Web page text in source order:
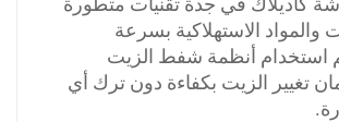
والمواد الاستهلاكية بسرعة
استخدام أنظمة شفط الزيت
تغيير الزيت بكفاءة دون ترك أي